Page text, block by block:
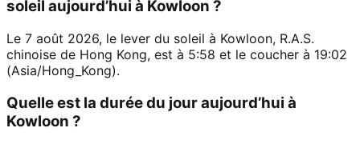
soleil aujourd’hui à Kowloon ?
Le 7 août 2026, le lever du soleil à Kowloon, R.A.S.
chinoise de Hong Kong, est à 5:58 et le coucher à 19:02
(Asia/Hong_Kong).
Quelle est la durée du jour aujourd’hui à
Kowloon ?